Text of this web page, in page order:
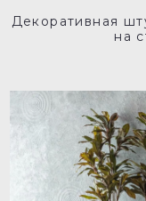
Декоративная
на